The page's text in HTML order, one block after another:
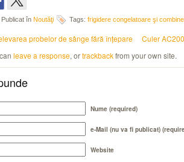
Publicat în Noutăţi Tags: frigidere congelatoare şi
probelor de sânge fără înţepare Culer
leave a response, ortrackbackfrom your own site.
Nume (required)
e-Mail (nu va fi publicat)
Website